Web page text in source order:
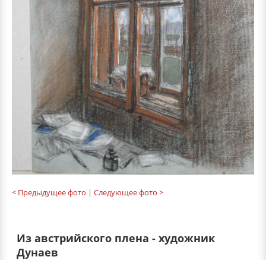
< Предыдущее фото | Следующее фото >
Из австрийского плена - художник
Дунаев